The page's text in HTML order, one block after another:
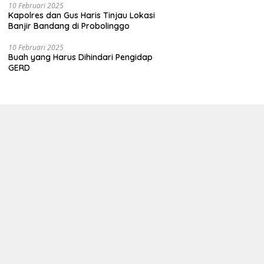
10 Februari 2025
Kapolres dan Gus Haris Tinjau Lokasi
Banjir Bandang di Probolinggo
10 Februari 2025
Buah yang Harus Dihindari Pengidap
GERD